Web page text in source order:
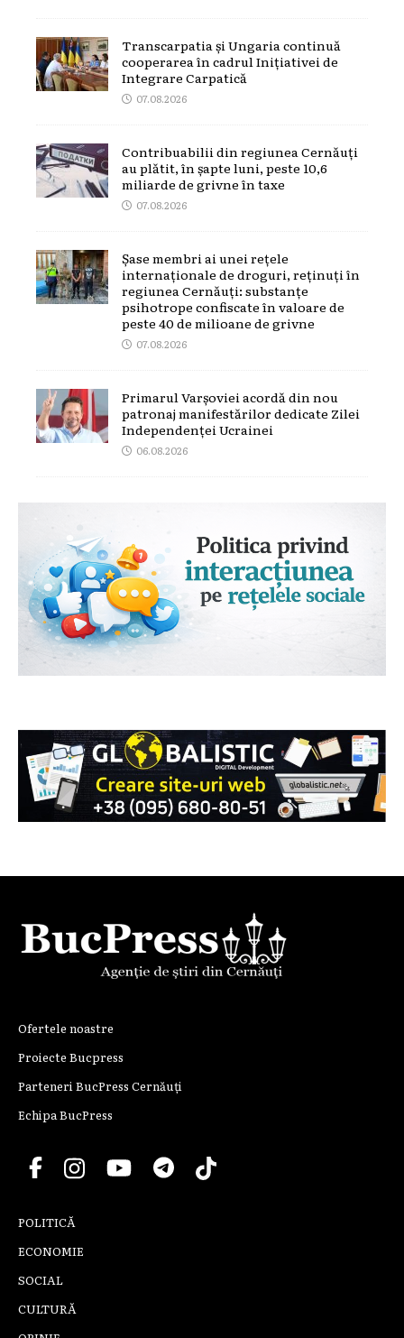
Transcarpatia și Ungaria continuă
cooperarea în cadrul Inițiativei de
Integrare Carpatică
07.08.2026
Contribuabilii din regiunea Cernăuți
au plătit, în șapte luni, peste 10,6
miliarde de grivne în taxe
07.08.2026
Șase membri ai unei rețele
internaționale de droguri, reținuți în
regiunea Cernăuți: substanțe
psihotrope confiscate în valoare de
peste 40 de milioane de grivne
07.08.2026
Primarul Varșoviei acordă din nou
patronaj manifestărilor dedicate Zilei
Independenței Ucrainei
06.08.2026
Ofertele noastre
Proiecte Bucpress
Parteneri BucPress Cernăuți
Echipa BucPress
POLITICĂ
ECONOMIE
SOCIAL
CULTURĂ